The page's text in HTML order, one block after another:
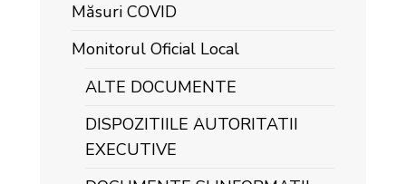
Măsuri COVID
Monitorul Oficial Local
ALTE DOCUMENTE
DISPOZITIILE AUTORITATII
EXECUTIVE